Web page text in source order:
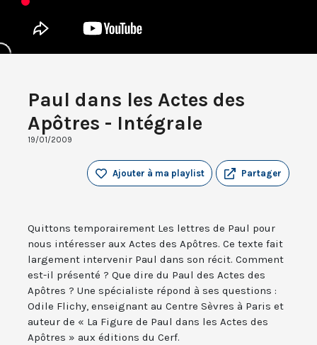
Paul dans les Actes des
Apôtres - Intégrale
19/01/2009
Partager
Ajouter à ma playlist
Quittons temporairement Les lettres de Paul pour
nous intéresser aux Actes des Apôtres. Ce texte fait
largement intervenir Paul dans son récit. Comment
est-il présenté ? Que dire du Paul des Actes des
Apôtres ? Une spécialiste répond à ses questions :
Odile Flichy, enseignant au Centre Sèvres à Paris et
auteur de « La Figure de Paul dans les Actes des
Apôtres » aux éditions du Cerf.